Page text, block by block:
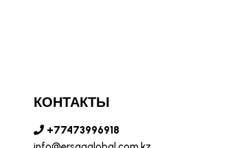
КОНТАКТЫ
+77473996918